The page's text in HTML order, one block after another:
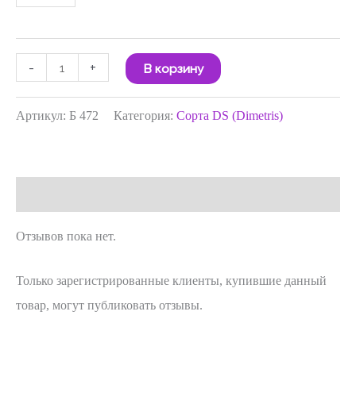
- + В корзину
Артикул: Б 472 Категория: Сорта DS (Dimetris)
Отзывов пока нет.
Только зарегистрированные клиенты, купившие данный
товар, могут публиковать отзывы.